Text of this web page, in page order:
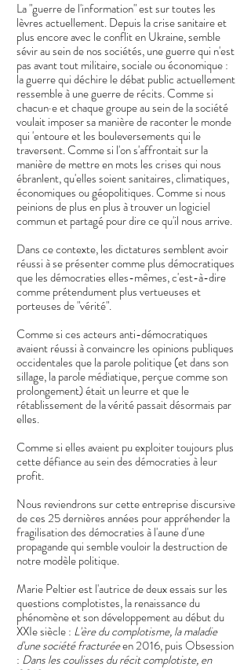
La "guerre de l'information" est sur toutes les
lèvres actuellement. Depuis la crise sanitaire et
plus encore avec le conflit en Ukraine, semble
sévir au sein de nos sociétés, une guerre qui n'est
pas avant tout militaire, sociale ou économique :
la guerre qui déchire le débat public actuellement
ressemble à une guerre de récits. Comme si
chacun·e et chaque groupe au sein de la société
voulait imposer sa manière de raconter le monde
qui 'entoure et les bouleversements qui le
traversent. Comme si l'on s'affrontait sur la
manière de mettre en mots les crises qui nous
ébranlent, qu'elles soient sanitaires, climatiques,
économiques ou géopolitiques. Comme si nous
peinions de plus en plus à trouver un logiciel
commun et partagé pour dire ce qu'il nous arrive.
Dans ce contexte, les dictatures semblent avoir
réussi à se présenter comme plus démocratiques
que les démocraties elles-mêmes, c'est-à-dire
comme prétendument plus vertueuses et
porteuses de "vérité".
Comme si ces acteurs anti-démocratiques
avaient réussi à convaincre les opinions publiques
occidentales que la parole politique (et dans son
sillage, la parole médiatique, perçue comme son
prolongement) était un leurre et que le
rétablissement de la vérité passait désormais par
elles.
Comme si elles avaient pu exploiter toujours plus
cette défiance au sein des démocraties à leur
profit.
​Nous reviendrons sur cette entreprise discursive
de ces 25 dernières années pour appréhender la
fragilisation des démocraties à l'aune d'une
propagande qui semble vouloir la destruction de
notre modèle politique. ​
Marie Peltier est l'autrice de deux essais sur les
questions complotistes, la renaissance du
phénomène et son développement au début du
XXIe siècle : L'ère du complotisme, la maladie
d'une société fracturéeen 2016, puis Obsession
: Dans les coulisses du récit complotiste, en